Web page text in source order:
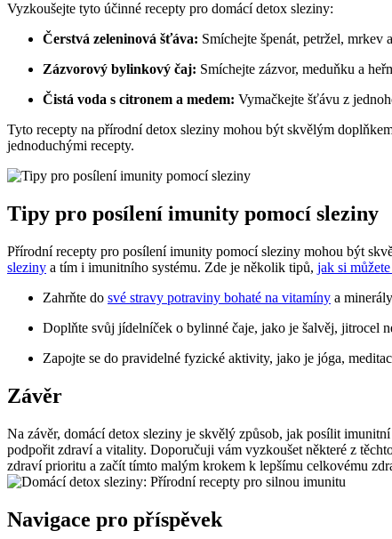
Vyzkoušejte tyto účinné recepty pro domácí detox sleziny:
Čerstvá zeleninová šťáva: Smíchejte špenát, petržel, mrkev⁢
Zázvorový bylinkový čaj: Smíchejte zázvor, meduňku a
Čistá voda‍ s citronem a medem: Vymačkejte šťávu z
Tyto recepty na přírodní detox sleziny‌ mohou být skvělým
jednoduchými recepty.
Tipy pro posílení imunity pomocí sleziny
Přírodní recepty pro‍ posílení imunity pomocí sleziny mohou být
sleziny a tím i imunitního systému. Zde je několik tipů, jak si
Zahrňte do své stravy potraviny bohaté na vitamíny a
Doplňte svůj jídelníček o bylinné ‌čaje, jako je šalvěj, jitrocel
Zapojte se do pravidelné fyzické aktivity, ‍jako​ je jóga,
Závěr
Na závěr, ⁣domácí detox sleziny je skvělý způsob, jak posílit
podpořit zdraví a vitality. Doporučuji ‌vám vyzkoušet některé z
zdraví prioritu a začít tímto malým krokem k lepšímu celkovému
Navigace pro příspěvek